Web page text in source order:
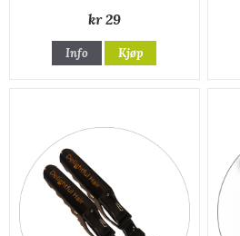
kr 29
Info Kjøp